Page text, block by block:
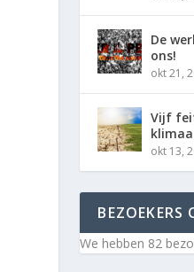
De
ons!
okt 21,
Vijf
okt 13,
BEZOEKERS
We hebben 82